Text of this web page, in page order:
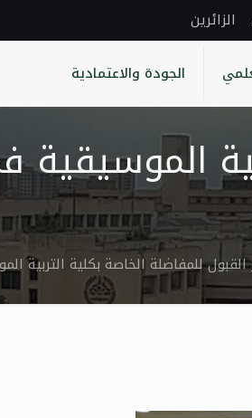
الزائرين
الجودة والاعتمادية
القبول للمفاضلة الخاصة بكلية